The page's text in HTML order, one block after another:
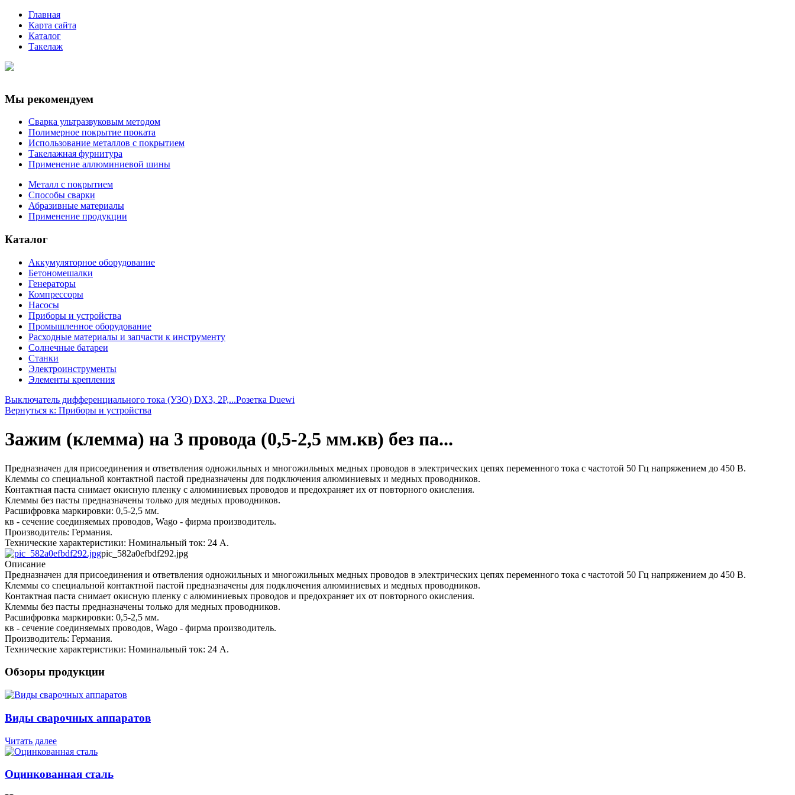
Главная
Карта сайта
Каталог
Такелаж
Мы рекомендуем
Сварка ультразвуковым методом
Полимерное покрытие проката
Использование металлов с покрытием
Такелажная фурнитура
Применение аллюминиевой шины
Металл с покрытием
Способы сварки
Абразивные материалы
Применение продукции
Каталог
Аккумуляторное оборудование
Бетономешалки
Генераторы
Компрессоры
Насосы
Приборы и устройства
Промышленное оборудование
Расходные материалы и запчасти к инструменту
Солнечные батареи
Станки
Электроинструменты
Элементы крепления
Выключатель дифференциального тока (УЗО) DX3, 2P,...Розетка Duewi
Вернуться к: Приборы и устройства
Зажим (клемма) на 3 провода (0,5-2,5 мм.кв) без па...
Предназначен для присоединения и ответвления одножильных и многожильных медных проводов в электрических цепях переменного тока с частотой 50 Гц напряжением до 450 В.
Клеммы со специальной контактной пастой предназначены для подключения алюминиевых и медных проводников.
Контактная паста снимает окисную пленку с алюминиевых проводов и предохраняет их от повторного окисления.
Клеммы без пасты предназначены только для медных проводников.
Расшифровка маркировки: 0,5-2,5 мм.
кв - сечение соединяемых проводов, Wago - фирма производитель.
Производитель: Германия.
Технические характеристики: Номинальный ток: 24 А.
pic_582a0efbdf292.jpg
Описание
Предназначен для присоединения и ответвления одножильных и многожильных медных проводов в электрических цепях переменного тока с частотой 50 Гц напряжением до 450 В.
Клеммы со специальной контактной пастой предназначены для подключения алюминиевых и медных проводников.
Контактная паста снимает окисную пленку с алюминиевых проводов и предохраняет их от повторного окисления.
Клеммы без пасты предназначены только для медных проводников.
Расшифровка маркировки: 0,5-2,5 мм.
кв - сечение соединяемых проводов, Wago - фирма производитель.
Производитель: Германия.
Технические характеристики: Номинальный ток: 24 А.
Обзоры продукции
Виды сварочных аппаратов
Читать далее
Оцинкованная сталь